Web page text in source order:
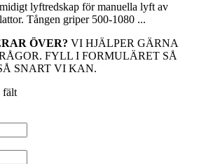
lyftredskap för manuella lyft av
Tången griper 500-1080 ...
ÖVER? VI HJÄLPER GÄRNA
FYLL I FORMULÄRET SÅ
SNART VI KAN.
fält